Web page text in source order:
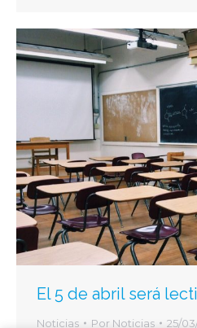
El 5 de abril será
Noticias Por Noticias 25/